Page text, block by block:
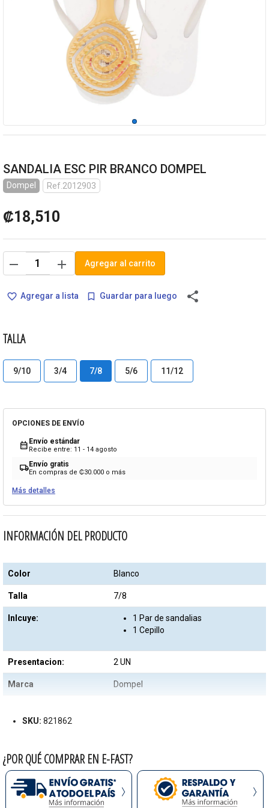
SANDALIA ESC PIR BRANCO DOMPEL
Dompel Ref.2012903
₡18,510
remove add Agregar al carrito
favorite_border Agregar a lista bookmark_border Guardar para luego share
TALLA
9/10 3/4 7/8 5/6 11/12
OPCIONES DE ENVÍO
calendar_month Envío estándar
Recibe entre: 11 - 14 agosto
local_shippingEnvío gratis
En compras de ₡30.000 o más
Más detalles
INFORMACIÓN DEL PRODUCTO
Color Blanco
Talla 7/8
Inlcuye:
1 Par de sandalias
1 Cepillo
Presentacion: 2 UN
Marca Dompel
SKU: 821862
¿POR QUÉ COMPRAR EN E-FAST?